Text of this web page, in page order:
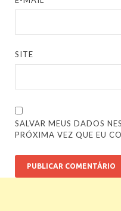
SITE
SALVAR MEUS DADOS
PRÓXIMA VEZ QUE EU